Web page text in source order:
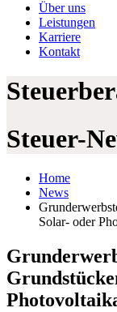
Über uns
Leistungen
Karriere
Kontakt
Steuer-
Home
News
Solar- oder